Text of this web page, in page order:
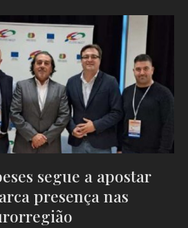
MUNDO ESPANHA NORTE
segue a apostar
presença nas